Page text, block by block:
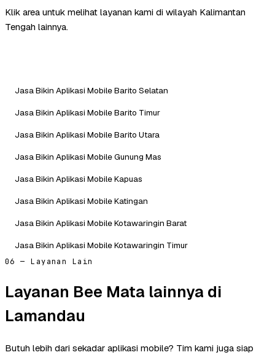
Klik area untuk melihat layanan kami di wilayah Kalimantan
Tengah lainnya.
Jasa Bikin Aplikasi Mobile Barito Selatan
Jasa Bikin Aplikasi Mobile Barito Timur
Jasa Bikin Aplikasi Mobile Barito Utara
Jasa Bikin Aplikasi Mobile Gunung Mas
Jasa Bikin Aplikasi Mobile Kapuas
Jasa Bikin Aplikasi Mobile Katingan
Jasa Bikin Aplikasi Mobile Kotawaringin Barat
Jasa Bikin Aplikasi Mobile Kotawaringin Timur
06 — Layanan Lain
Layanan Bee Mata lainnya di
Lamandau
Butuh lebih dari sekadar aplikasi mobile? Tim kami juga siap